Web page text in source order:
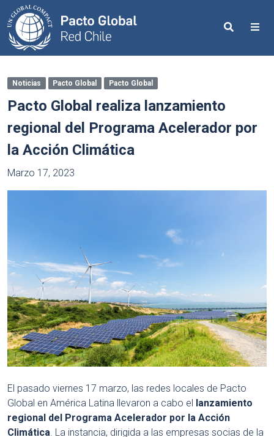
Search
Noticias Pacto Global Pacto Global
Pacto Global realiza lanzamiento
regional del Programa Acelerador por
la Acción Climática
Marzo 17, 2023
El pasado viernes 17 marzo, las redes locales de Pacto
Global en América Latina llevaron a cabo el lanzamiento
regional del Programa Acelerador por la Acción
Climática . La instancia, dirigida a las empresas socias de la